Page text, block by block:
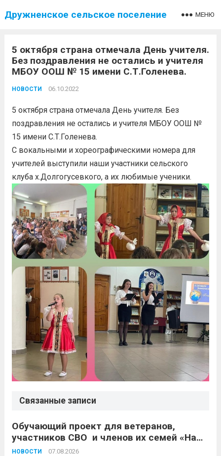
Дружненское сельское поселение МЕНЮ
5 октября страна отмечала День учителя.
Без поздравления не остались и учителя
МБОУ ООШ № 15 имени С.Т.Голенева.
НОВОСТИ 06.10.2022
5 октября страна отмечала День учителя. Без
поздравления не остались и учителя МБОУ ООШ №
15 имени С.Т.Голенева.
С вокальными и хореографическими номера для
учителей выступили наши участники сельского
клуба х.Долгогусевкого, а их любимые ученики.
Связанные записи
Обучающий проект для ветеранов,
участников СВО и членов их семей «Наше
дело»
НОВОСТИ 07.08.2026